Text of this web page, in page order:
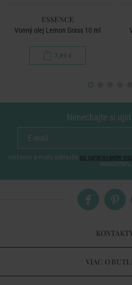
ESSENCE
Vonný olej Lemon Grass 10 ml
7,99 €
Nenechajte si
vložením e-mailu súhlasíte so spracovaním
newsletteru
VIAC O